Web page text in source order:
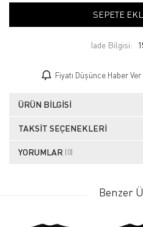
SEPETE
İade Bilgisi:
Fiyatı Düşünce Haber Ver
ÜRÜN BILGISI
TAKSIT SEÇENEKLERI
YORUMLAR (0)
Benzer